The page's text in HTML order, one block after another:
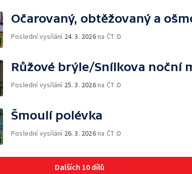
Očarovaný, obtěžovaný a
Poslední vysílání 24. 3. 2026na ČT :D
Růžové brýle/Snílkova noční
Poslední vysílání 25. 3. 2026na ČT :D
Šmoulí polévka
Poslední vysílání 26. 3. 2026na ČT :D
Dalších 10 dílů